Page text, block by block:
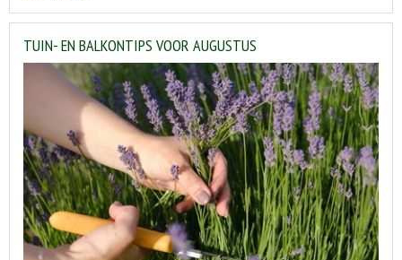
TUIN- EN BALKONTIPS VOOR AUGUSTUS